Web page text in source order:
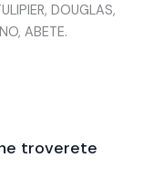
DOUGLAS,
ABETE.
troverete